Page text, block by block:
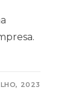
2023